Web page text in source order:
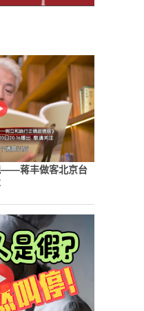
——蒋丰做客北京台